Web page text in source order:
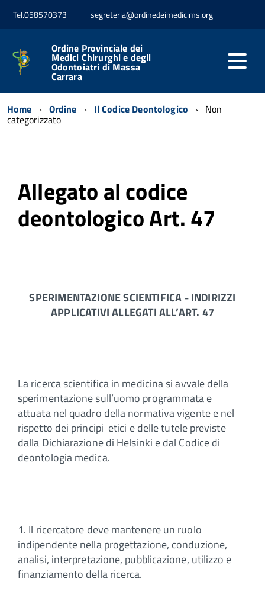
Tel.058570373 segreteria@ordinedeimedicims.org
Ordine Provinciale dei
Medici Chirurghi e degli
Odontoiatri di Massa
Carrara
Home Ordine Il Codice Deontologico Non
categorizzato
Allegato al codice
deontologico Art. 47
SPERIMENTAZIONE SCIENTIFICA - INDIRIZZI
APPLICATIVI ALLEGATI ALL’ART. 47
La ricerca scientifica in medicina si avvale della
sperimentazione sull’uomo programmata e
attuata nel quadro della normativa vigente e nel
rispetto dei principi etici e delle tutele previste
dalla Dichiarazione di Helsinki e dal Codice di
deontologia medica.
1. Il ricercatore deve mantenere un ruolo
indipendente nella progettazione, conduzione,
analisi, interpretazione, pubblicazione, utilizzo e
finanziamento della ricerca.